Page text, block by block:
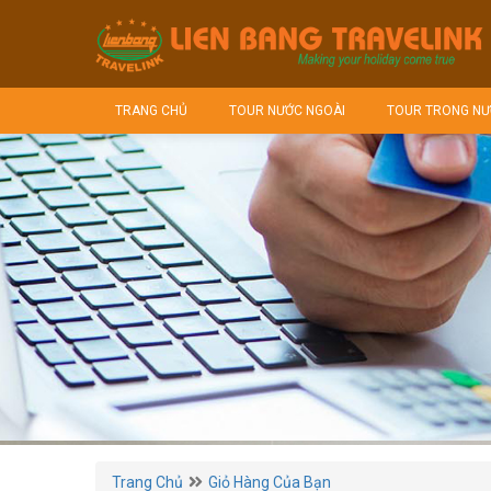
TRANG CHỦ TOUR NƯỚC NGOÀI TOUR TRONG
Trang Chủ Giỏ Hàng Của Bạn